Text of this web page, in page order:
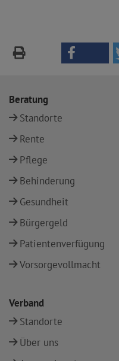
Beratung
Standorte
Rente
Pflege
Behinderung
Gesundheit
Bürgergeld
Patientenverfügung
Vorsorgevollmacht
Verband
Standorte
Über uns